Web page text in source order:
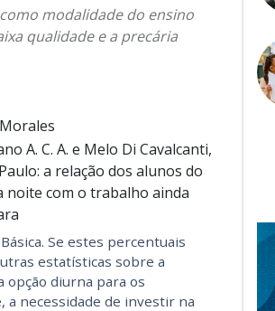
modalidade do ensino
qualidade e a precária
A. C. A. e Melo Di Cavalcanti,
a relação dos alunos do
noite com o trabalho ainda
Se estes percentuais
estatísticas sobre a
opção diurna para os
a necessidade de investir na